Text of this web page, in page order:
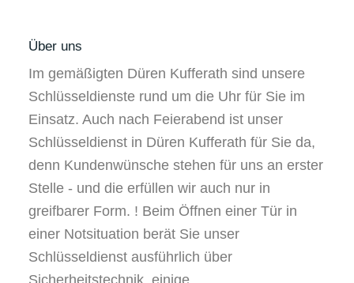
Über uns
Im gemäßigten Düren Kufferath sind unsere
Schlüsseldienste rund um die Uhr für Sie im
Einsatz. Auch nach Feierabend ist unser
Schlüsseldienst in Düren Kufferath für Sie da,
denn Kundenwünsche stehen für uns an erster
Stelle - und die erfüllen wir auch nur in
greifbarer Form. ! Beim Öffnen einer Tür in
einer Notsituation berät Sie unser
Schlüsseldienst ausführlich über
Sicherheitstechnik, einige